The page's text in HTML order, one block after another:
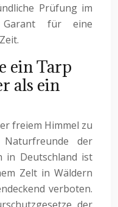
Prüfung im
für eine
ein Tarp
als ein
freiem Himmel zu
der
in Deutschland ist
Zelt in Wäldern
verboten.